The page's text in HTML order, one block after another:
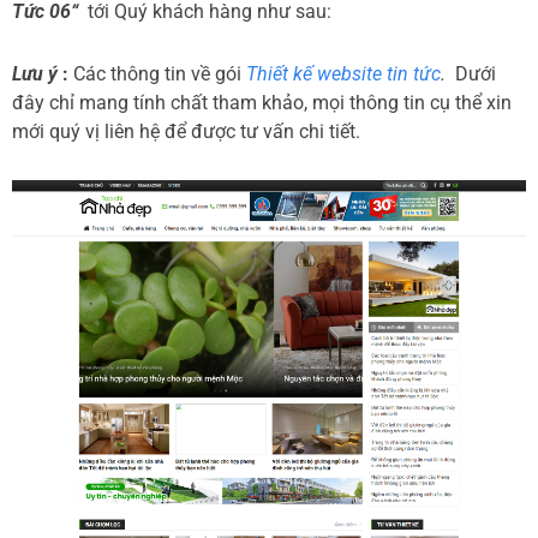
Tức 06“ tới Quý khách hàng như sau:
Lưu ý: Các thông tin về gói Thiết kế website tin tức. Dưới
đây chỉ mang tính chất tham khảo, mọi thông tin cụ thể xin
mới quý vị liên hệ để được tư vấn chi tiết.